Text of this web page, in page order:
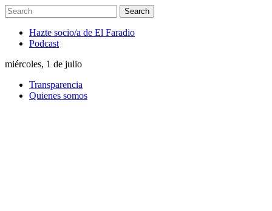
Hazte socio/a de El Faradio
Podcast
miércoles, 1 de julio
Transparencia
Quienes somos